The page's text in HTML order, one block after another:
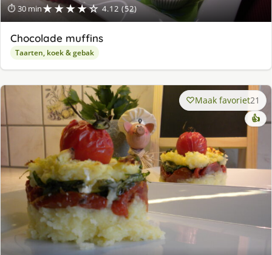
⏱ 30 min★★★★☆ 4.12 (52)
Chocolade muffins
Taarten, koek & gebak
Maak favoriet21
👍